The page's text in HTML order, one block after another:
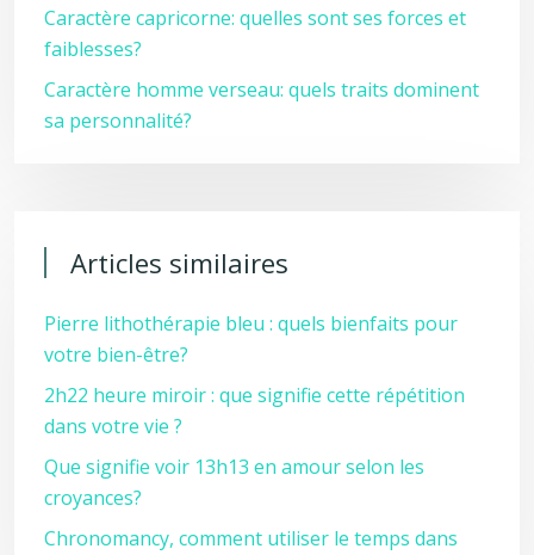
Caractère capricorne: quelles sont ses forces et
faiblesses?
Caractère homme verseau: quels traits dominent
sa personnalité?
Articles similaires
Pierre lithothérapie bleu : quels bienfaits pour
votre bien-être?
2h22 heure miroir : que signifie cette répétition
dans votre vie ?
Que signifie voir 13h13 en amour selon les
croyances?
Chronomancy, comment utiliser le temps dans